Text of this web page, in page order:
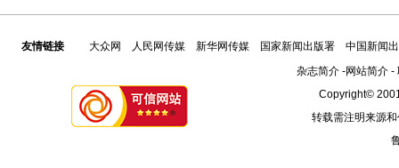
友情链接 大众网 人民网传媒 新华网传媒 国家新闻出版署
中国新闻
杂志简介-网站简介-
Copyright©
转载需注明来源